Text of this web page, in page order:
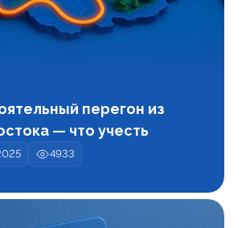
перегон из
— что учесть
4933